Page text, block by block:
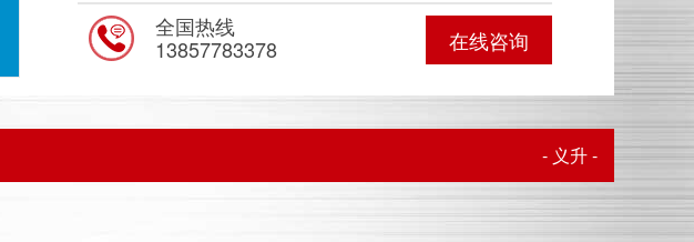
在线咨询
全国热线
13857783378
- 义升 -